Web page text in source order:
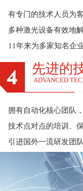
有专门的技术人员为
多种激光设备有效地
11年来为多家知名企
先进的
ADVANCED
拥有自动化核心团队
技术点对点的培训、
引进国外一流研发团